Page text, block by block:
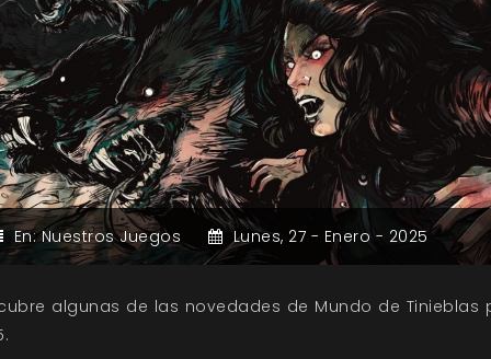
En:Nuestros Juegos Lunes, 27 - Enero - 2025
algunas de las novedades de Mundo de Tinieblas